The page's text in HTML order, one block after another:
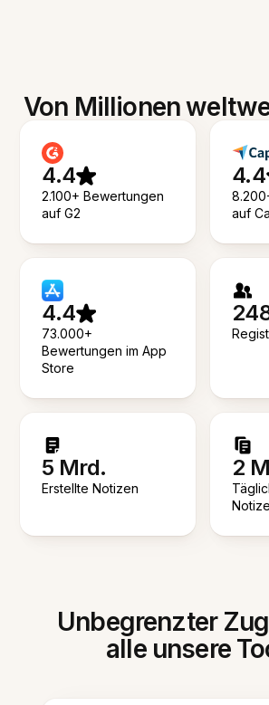
Von Millionen
4.4
2.100+ Bewertungen
auf G2
4.4
auf
4.4
73.000+
Bewertungen im App
Store
5 Mrd.
Erstellte Notizen
2
Unbegrenzter
alle unsere